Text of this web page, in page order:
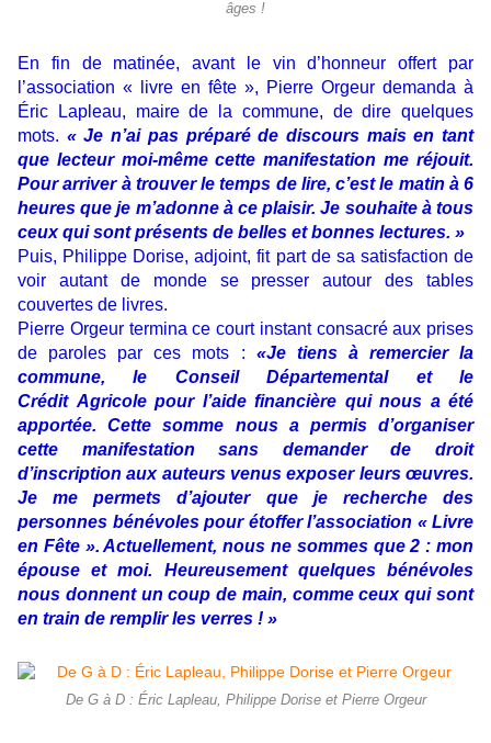
âges !
En fin de matinée, avant le vin d’honneur offert par
l’association « livre en fête », Pierre Orgeur demanda à
Éric Lapleau, maire de la commune, de dire quelques
mots. « Je n’ai pas préparé de discours mais en tant
que lecteur moi-même cette manifestation me réjouit.
Pour arriver à trouver le temps de lire, c’est le matin à 6
heures que je m’adonne à ce plaisir. Je souhaite à tous
ceux qui sont présents de belles et bonnes lectures. »
Puis, Philippe Dorise, adjoint, fit part de sa satisfaction de
voir autant de monde se presser autour des tables
couvertes de livres.
Pierre Orgeur termina ce court instant consacré aux prises
de paroles par ces mots : «Je tiens à remercier la
commune, le Conseil Départemental et le
Crédit Agricole pour l’aide financière qui nous a été
apportée. Cette somme nous a permis d’organiser
cette manifestation sans demander de droit
d’inscription aux auteurs venus exposer leurs œuvres.
Je me permets d’ajouter que je recherche des
personnes bénévoles pour étoffer l’association « Livre
en Fête ». Actuellement, nous ne sommes que 2 : mon
épouse et moi. Heureusement quelques bénévoles
nous donnent un coup de main, comme ceux qui sont
en train de remplir les verres ! »
De G à D : Éric Lapleau, Philippe Dorise et Pierre Orgeur